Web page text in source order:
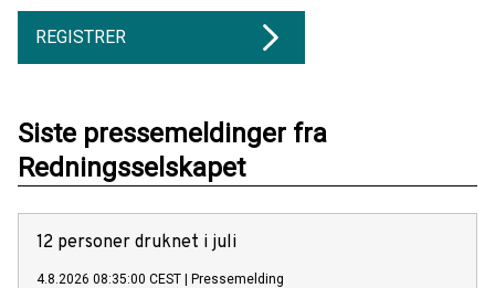
REGISTRER
Siste pressemeldinger fra
Redningsselskapet
12 personer druknet i juli
4.8.2026 08:35:00 CEST | Pressemelding